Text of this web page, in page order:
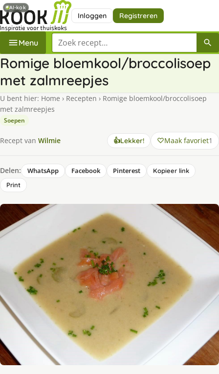
Inloggen Registreren
Menu Zoek een recept
Romige bloemkool/broccolisoep
met zalmreepjes
U bent hier: Home › Recepten › Romige bloemkool/broccolisoep
met zalmreepjes
Soepen
Recept van Wilmie 👍Lekker! Maak favoriet1
Delen: WhatsApp Facebook Pinterest
Kopieer link
Print
AI-kok